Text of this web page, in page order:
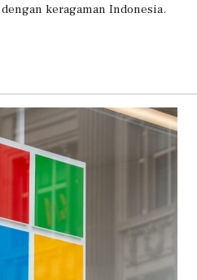
keragaman Indonesia.